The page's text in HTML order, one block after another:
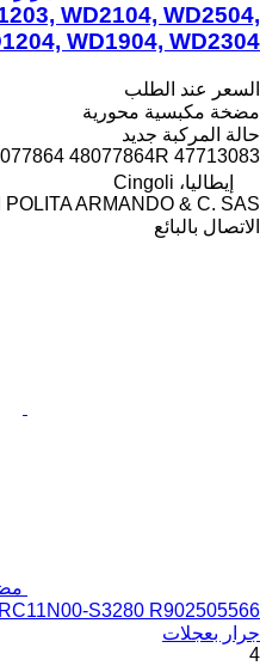
WD2104, WD2504,
WD1904, WD2304
السعر عند الطلب
مضخة مكبسية محورية
حالة المركبة جديد
48077864R 47713083
إيطاليا، Cingoli
POLITA ARMANDO & C. SAS
الاتصال بالبائع
جرار بعجلات
4